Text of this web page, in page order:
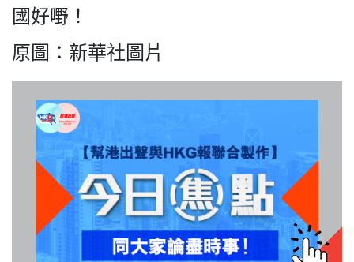
活動
關於我們
國好嘢！
原圖：新華社圖片